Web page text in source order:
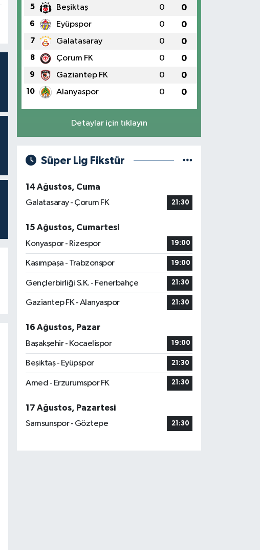
5 Beşiktaş 0 0
6 Eyüpspor 0 0
7 Galatasaray 0 0
8 Çorum FK 0 0
9 Gaziantep FK 0 0
10 Alanyaspor 0 0
Detaylar için tıklayın
Süper Lig Fikstür
14 Ağustos, Cuma
Galatasaray - Çorum FK
21:30
15 Ağustos, Cumartesi
Konyaspor - Rizespor
19:00
Kasımpaşa - Trabzonspor 19:00
Gençlerbirliği S.K. - Fenerbahçe 21:30
Gaziantep FK - Alanyaspor 21:30
16 Ağustos, Pazar
Başakşehir - Kocaelispor
19:00
Beşiktaş - Eyüpspor 21:30
Amed - Erzurumspor FK 21:30
17 Ağustos, Pazartesi
Samsunspor - Göztepe
21:30